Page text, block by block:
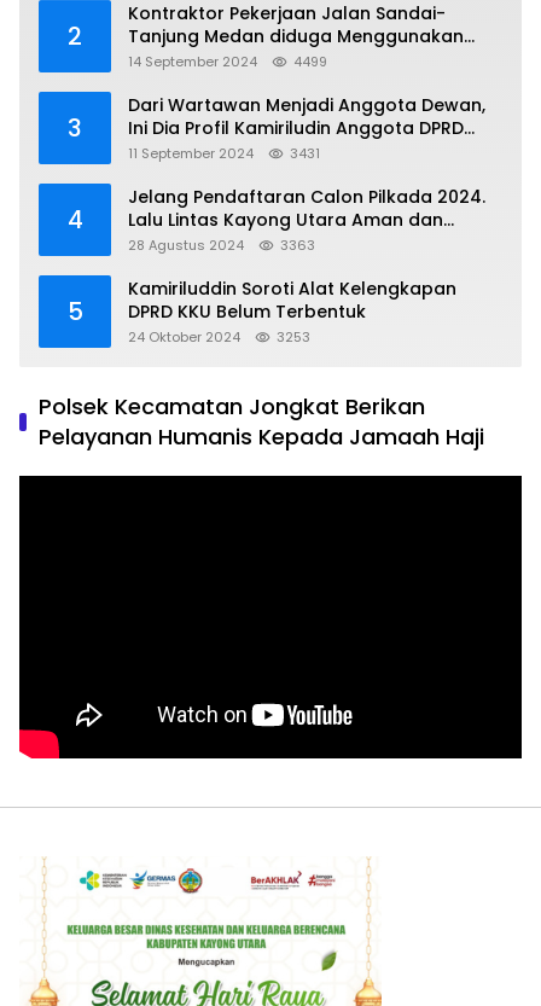
2
Kontraktor Pekerjaan Jalan Sandai-
Tanjung Medan diduga Menggunakan
Matrial Tanah tak Berizin Resmi
14 September 2024 4499
3
Dari Wartawan Menjadi Anggota Dewan,
Ini Dia Profil Kamiriludin Anggota DPRD
Dapil 1 KKU
11 September 2024 3431
4
Jelang Pendaftaran Calon Pilkada 2024.
Lalu Lintas Kayong Utara Aman dan
Kondusif
28 Agustus 2024 3363
5
Kamiriluddin Soroti Alat Kelengkapan
DPRD KKU Belum Terbentuk
24 Oktober 2024 3253
Polsek Kecamatan Jongkat Berikan
Pelayanan Humanis Kepada Jamaah Haji